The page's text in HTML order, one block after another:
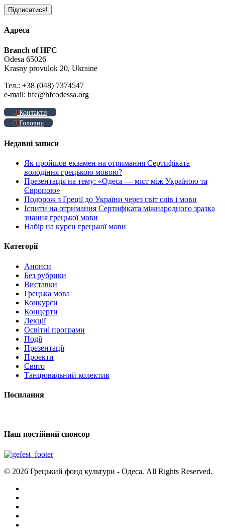
Адреса
Branch of HFC
Odesa 65026
Krasny provulok 20, Ukraine
Тел.: +38 (048) 7374547
e-mail: hfc@hfcodessa.org
Контакти
Головна
Недавні записи
Як пройшов екзамен на отримання Сертифіката
володіння грецькою мовою?
Презентація на тему: «Одеса — міст між Україною та
Європою»
Подорож з Греції до України через світ слів і мови
Іспити на отримання Сертифіката міжнародного зразка
знання грецької мови
Набір на курси грецької мови
Категорії
Анонси
Без рубрики
Виставки
Грецька мова
Конкурси
Концерти
Лекції
Освітні програми
Події
Презентації
Проекти
Свято
Танцювальний колектив
Посилання
Наш постійний спонсор
© 2026 Грецький фонд культури - Одеса. All Rights Reserved.